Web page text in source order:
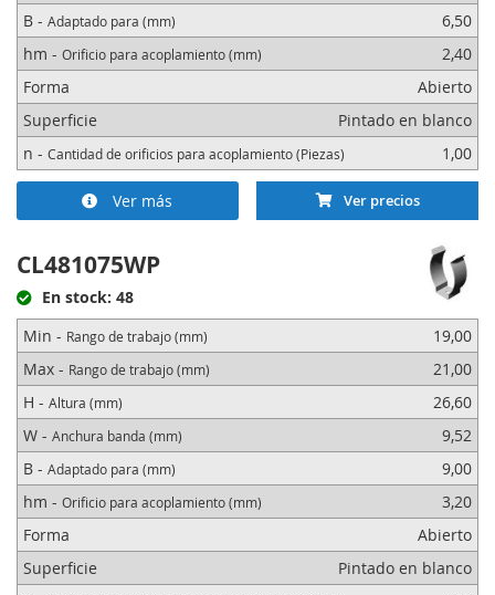
B - Adaptado para (mm)
6,50
hm - Orificio para acoplamiento (mm)
2,40
Forma
Abierto
Superficie
Pintado en blanco
n - Cantidad de orificios para acoplamiento (Piezas) 1,00
Ver más Ver precios
CL481075WP
En stock: 48
Min - Rango de trabajo (mm)
19,00
Max - Rango de trabajo (mm)
21,00
H - Altura (mm)
26,60
W - Anchura banda (mm)
9,52
B - Adaptado para (mm)
9,00
hm - Orificio para acoplamiento (mm)
3,20
Forma
Abierto
Superficie
Pintado en blanco